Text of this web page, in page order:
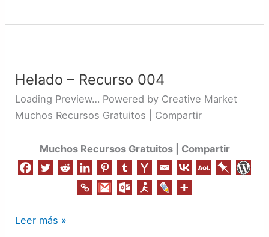
Helado – Recurso 004
Loading Preview… Powered by Creative Market
Muchos Recursos Gratuitos | Compartir
Muchos Recursos Gratuitos | Compartir
Recurso
004
Leer más »